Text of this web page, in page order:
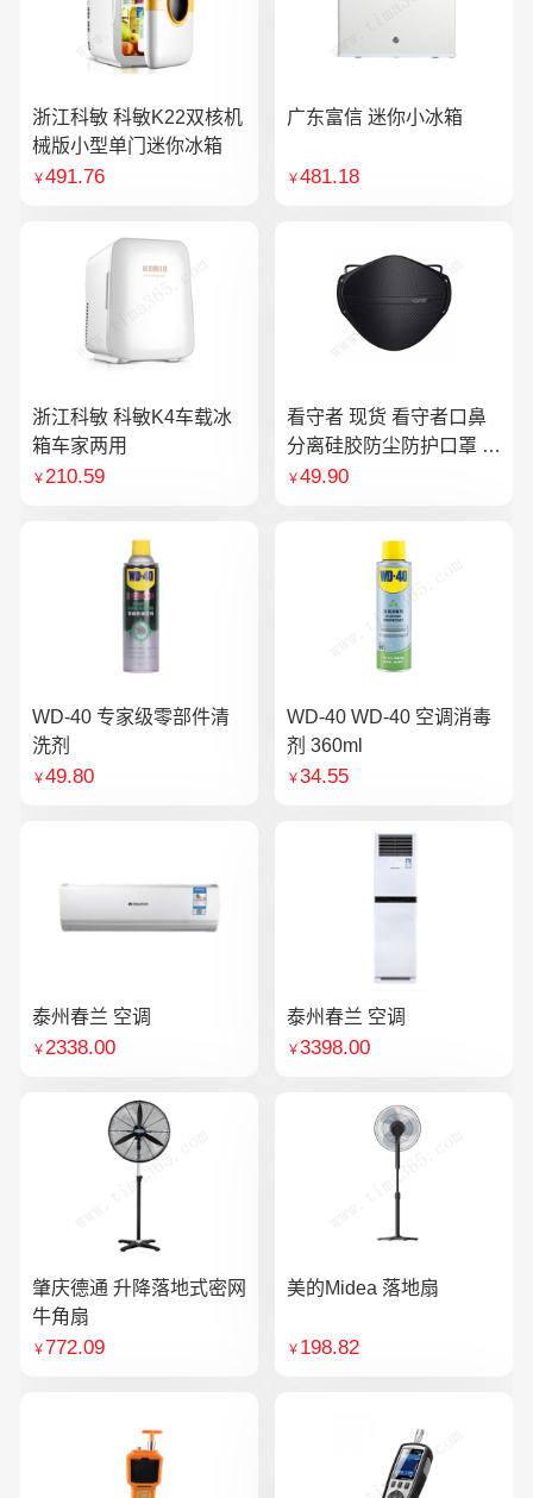
浙江科敏 科敏K22双核机
械版小型单门迷你冰箱
￥491.76
广东富信 迷你小冰箱
￥481.18
浙江科敏 科敏K4车载冰
箱车家两用
￥210.59
看守者 现货 看守者口鼻
分离硅胶防尘防护口罩 1
个口罩含10片滤芯
￥49.90
WD-40 专家级零部件清
洗剂
￥49.80
WD-40 WD-40 空调消毒
剂 360ml
￥34.55
泰州春兰 空调
￥2338.00
泰州春兰 空调
￥3398.00
肇庆德通 升降落地式密网
牛角扇
￥772.09
美的Midea 落地扇
￥ 198.82